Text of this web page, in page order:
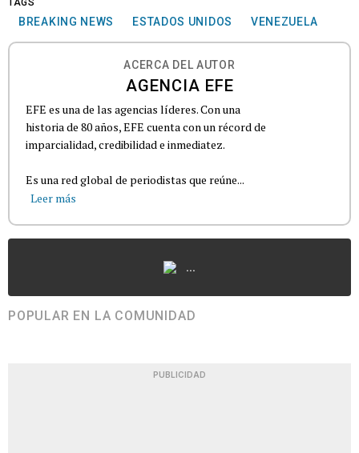
TAGS
BREAKING NEWS ESTADOS UNIDOS VENEZUELA
ACERCA DEL AUTOR
AGENCIA EFE
EFE es una de las agencias líderes. Con una
historia de 80 años, EFE cuenta con un récord de
imparcialidad, credibilidad e inmediatez.
Es una red global de periodistas que reúne...
Leer más
...
POPULAR EN LA COMUNIDAD
PUBLICIDAD